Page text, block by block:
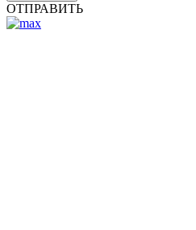
ОТПРАВИТЬ